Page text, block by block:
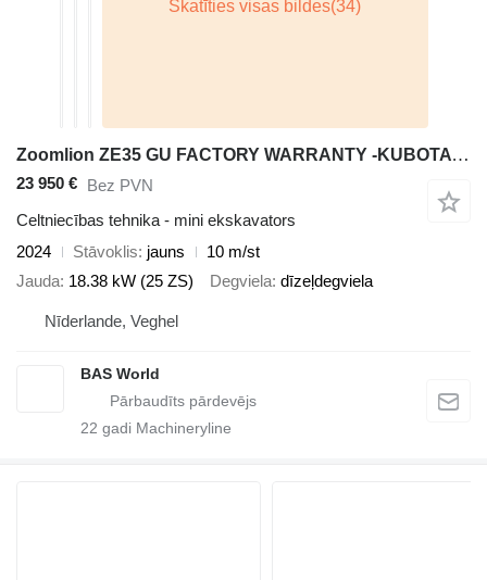
Zoomlion ZE35 GU FACTORY WARRANTY -KUBOTA ENGINE -A/C
23 950 € Bez PVN
Celtniecības tehnika - mini ekskavators
2024
Stāvoklis jauns
10 m/st
Jauda 18.38 kW (25 ZS) Degviela dīzeļdegviela
Nīderlande, Veghel
BAS World
22 gadi Machineryline